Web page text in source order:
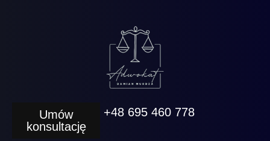
Umów
konsultację
+48 695 460 778